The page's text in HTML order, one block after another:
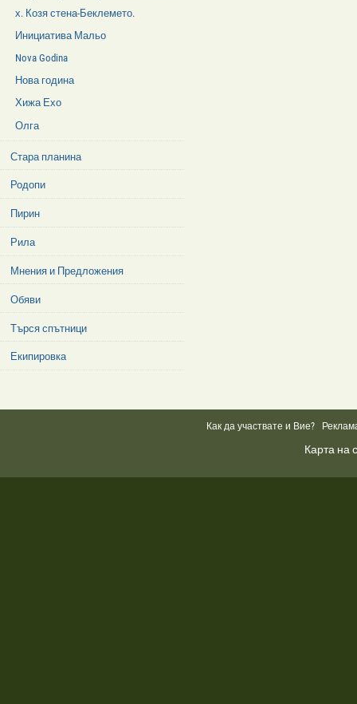
х. Козя стена-Беклемето.
Инициатива Мальо
Nova Godina
Нова година
Хижа Ехо
Олга
Стара планина
Родопи
Пирин
Рила
Мнения и Предложения
Обяви
Търся спътници
Екипировка
Как да участвате и Вие?
Карта на